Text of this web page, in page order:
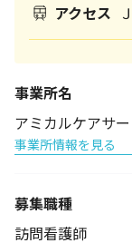
アクセス
事業所名
アミカルケアサ
事業所情報を見る
募集職種
訪問看護師